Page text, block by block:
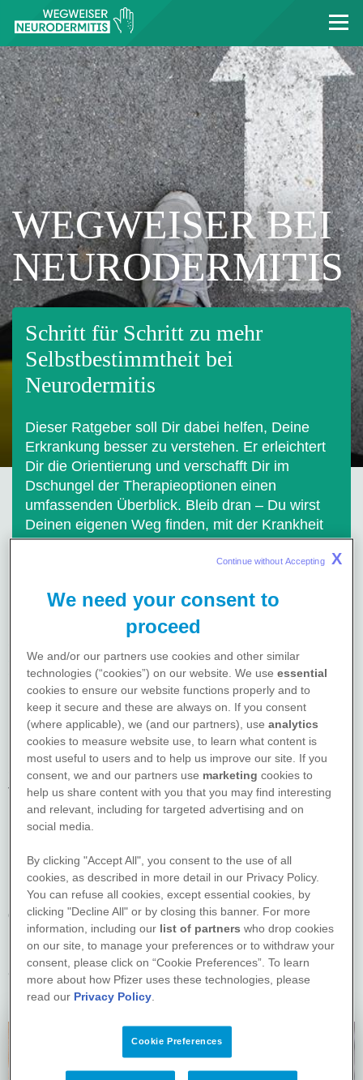
main
content
WEGWEISER BEI
NEURODERMITIS
Schritt für Schritt zu mehr
Selbstbestimmtheit bei
Neurodermitis
Dieser Ratgeber soll Dir dabei helfen, Deine
Erkrankung besser zu verstehen. Er erleichtert
Dir die Orientierung und verschafft Dir im
Dschungel der Therapieoptionen einen
umfassenden Überblick. Bleib dran – Du wirst
Deinen eigenen Weg finden, mit der Krankheit
umzugehen!
ES GIBT NICHT DEN EINEN
RICHTIGEN WEG
Die Symptome von Neurodermitis können sich sehr
unterschiedlich äußern. So individuell wie die
Symptome sind auch die möglichen Auslöser und die
Therapiemöglichkeiten.
Die nachfolgenden Seiten unterstützen Dich mit
könnten mögliche Auslöser identifiziert und Schübe
unter Umständen vermieden werden. Damit gehst Du
gut vorbereitet in das nächste Arztgespräch.
Lass Dich vom Wegweiser Neurodermitis begleiten –
auf dem Weg zur gezielten Behandlung!
We need your consent to
proceed
We and/or our partners use cookies and other similar
technologies (“cookies”) on our website. We useessential
cookies to ensure our website functions properly and to
keep it secure and these are always on. If you consent
(where applicable), we (and our partners), useanalytics
cookies to measure website use, to learn what content is
most useful to users and to help us improve our site. If you
consent, we and our partners use marketing cookies to
help us share content with you that you may find interesting
and relevant, including for targeted advertising and on
social media.
By clicking "Accept All", you consent to the use of all
cookies, as described in more detail in our Privacy Policy.
You can refuse all cookies, except essential cookies, by
clicking "Decline All" or by closing this banner. For more
information, including our list of partners who drop cookies
on our site, to manage your preferences or to withdraw your
consent, please click on “Cookie Preferences”. To learn
more about how Pfizer uses these technologies, please
read our Privacy Policy.
Cookie Preferences
Continue without Accepting X